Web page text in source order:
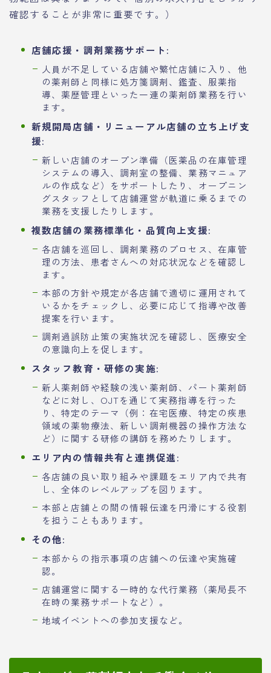
確認することが非常に重要です。）
店舗応援・調剤業務サポート:
人員が不足している店舗や繁忙店舗に入り、他
の薬剤師と同様に処方箋調剤、鑑査、服薬指
導、薬歴管理といった一連の薬剤師業務を行い
ます。
新規開局店舗・リニューアル店舗の立ち上げ支
援:
新しい店舗のオープン準備（医薬品の在庫管理
システムの導入、調剤室の整備、業務マニュア
ルの作成など）をサポートしたり、オープニン
グスタッフとして店舗運営が軌道に乗るまでの
業務を支援したりします。
複数店舗の業務標準化・品質向上支援:
各店舗を巡回し、調剤業務のプロセス、在庫管
理の方法、患者さんへの対応状況などを確認し
ます。
本部の方針や規定が各店舗で適切に運用されて
いるかをチェックし、必要に応じて指導や改善
提案を行います。
調剤過誤防止策の実施状況を確認し、医療安全
の意識向上を促します。
スタッフ教育・研修の実施:
新人薬剤師や経験の浅い薬剤師、パート薬剤師
などに対し、OJTを通じて実務指導を行った
り、特定のテーマ（例：在宅医療、特定の疾患
領域の薬物療法、新しい調剤機器の操作方法な
ど）に関する研修の講師を務めたりします。
エリア内の情報共有と連携促進:
各店舗の良い取り組みや課題をエリア内で共有
し、全体のレベルアップを図ります。
本部と店舗との間の情報伝達を円滑にする役割
を担うこともあります。
その他:
本部からの指示事項の店舗への伝達や実施確
認。
店舗運営に関する一時的な代行業務（薬局長不
在時の業務サポートなど）。
地域イベントへの参加支援など。